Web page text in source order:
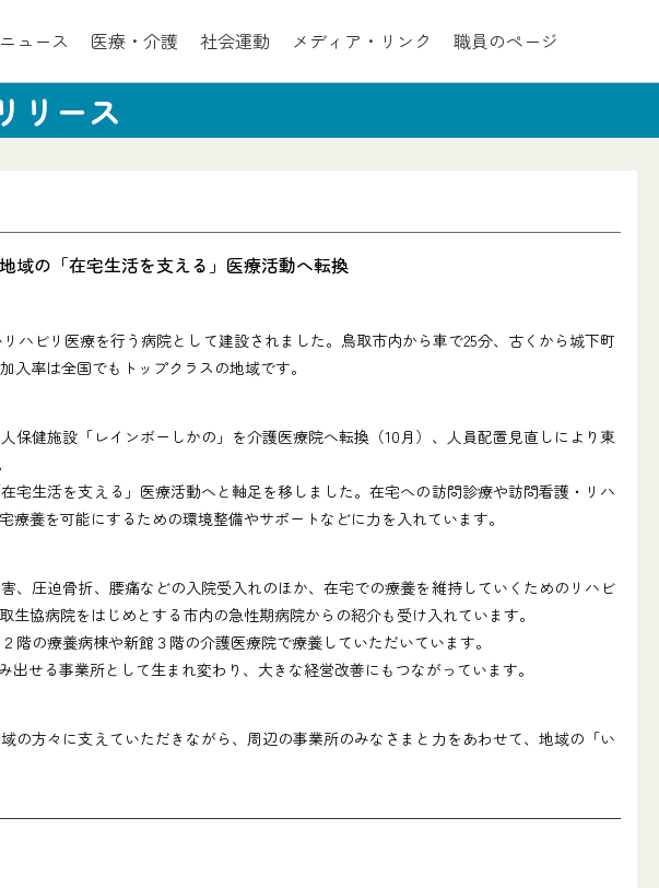
ニュース 医療・介護 社会運動 メディア・リンク 職員のページ
リース
の「在宅生活を支える」医療活動へ転換
ビリ医療を行う病院として建設されました。鳥取市内から車で25分、古くから城下町
率は全国でもトップクラスの地域です。
健施設「レインボーしかの」を介護医療院へ転換（10月）、人員配置見直しにより東
生活を支える」医療活動へと軸足を移しました。在宅への訪問診療や訪問看護・リハ
養を可能にするための環境整備やサポートなどに力を入れています。
圧迫骨折、腰痛などの入院受入れのほか、在宅での療養を維持していくためのリハビ
協病院をはじめとする市内の急性期病院からの紹介も受け入れています。
の療養病棟や新館３階の介護医療院で療養していただいています。
せる事業所として生まれ変わり、大きな経営改善にもつながっています。
方々に支えていただきながら、周辺の事業所のみなさまと力をあわせて、地域の「い